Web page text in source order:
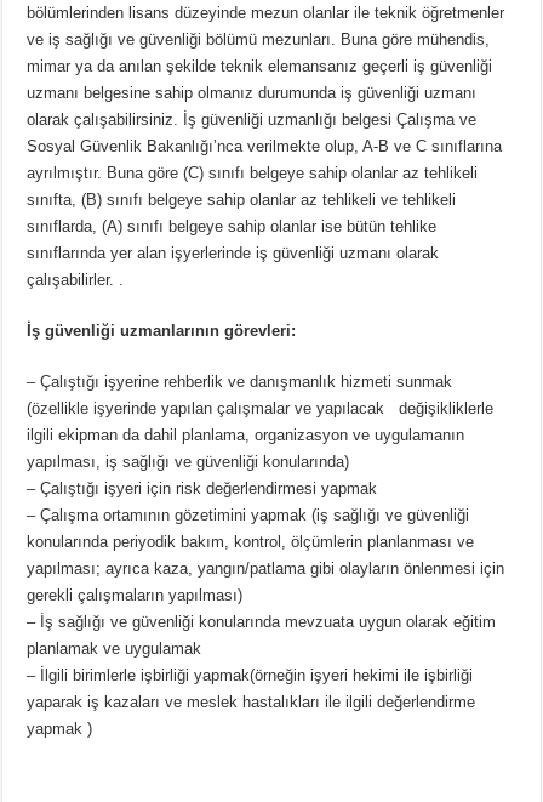
bölümlerinden lisans düzeyinde mezun olanlar ile teknik öğretmenler
ve iş sağlığı ve güvenliği bölümü mezunları. Buna göre mühendis,
mimar ya da anılan şekilde teknik elemansanız geçerli iş güvenliği
uzmanı belgesine sahip olmanız durumunda işgüvenliği uzmanı
olarak çalışabilirsiniz. İş güvenliği uzmanlığı belgesi Çalışma ve
Sosyal Güvenlik Bakanlığı’nca verilmekte olup, A-B ve C sınıflarına
ayrılmıştır. Buna göre (C) sınıfı belgeye sahip olanlar az tehlikeli
sınıfta, (B) sınıfı belgeye sahip olanlar az tehlikeli ve tehlikeli
sınıflarda, (A) sınıfı belgeye sahip olanlar ise bütün tehlike
sınıflarında yer alan işyerlerinde iş güvenliği uzmanı olarak
çalışabilirler. .
İş güvenliği uzmanlarının görevleri:
– Çalıştığı işyerine rehberlik ve danışmanlık hizmeti sunmak
(özellikle işyerinde yapılan çalışmalar ve yapılacak değişikliklerle
ilgili ekipman da dahil planlama, organizasyon ve uygulamanın
yapılması, iş sağlığı ve güvenliği konularında)
– Çalıştığı işyeri için risk değerlendirmesi yapmak
– Çalışma ortamının gözetimini yapmak (iş sağlığı ve güvenliği
konularında periyodik bakım, kontrol, ölçümlerin planlanması ve
yapılması; ayrıca kaza, yangın/patlama gibi olayların önlenmesi için
gerekli çalışmaların yapılması)
– İş sağlığı ve güvenliği konularında mevzuata uygun olarak eğitim
planlamak ve uygulamak
– İlgili birimlerle işbirliği yapmak(örneğin işyeri hekimi ile işbirliği
yaparak iş kazaları ve meslek hastalıkları ile ilgili değerlendirme
yapmak )